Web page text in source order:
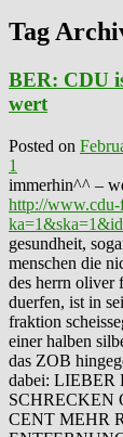
Tag
BER: CDU
wert
Posted on
1
immerhin^^ –
http://www.cdu-
gesundheit,
menschen die
des herrn oliver
duerfen, ist in
fraktion
einer halben
das ZOB
dabei:
SCHRECKEN
CENT MEHR